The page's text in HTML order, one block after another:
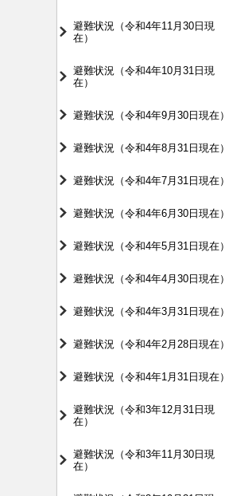
避難状況（令和4年11月30日現
在）
避難状況（令和4年10月31日現
在）
避難状況（令和4年9月30日現在）
避難状況（令和4年8月31日現在）
避難状況（令和4年7月31日現在）
避難状況（令和4年6月30日現在）
避難状況（令和4年5月31日現在）
避難状況（令和4年4月30日現在）
避難状況（令和4年3月31日現在）
避難状況（令和4年2月28日現在）
避難状況（令和4年1月31日現在）
避難状況（令和3年12月31日現
在）
避難状況（令和3年11月30日現
在）